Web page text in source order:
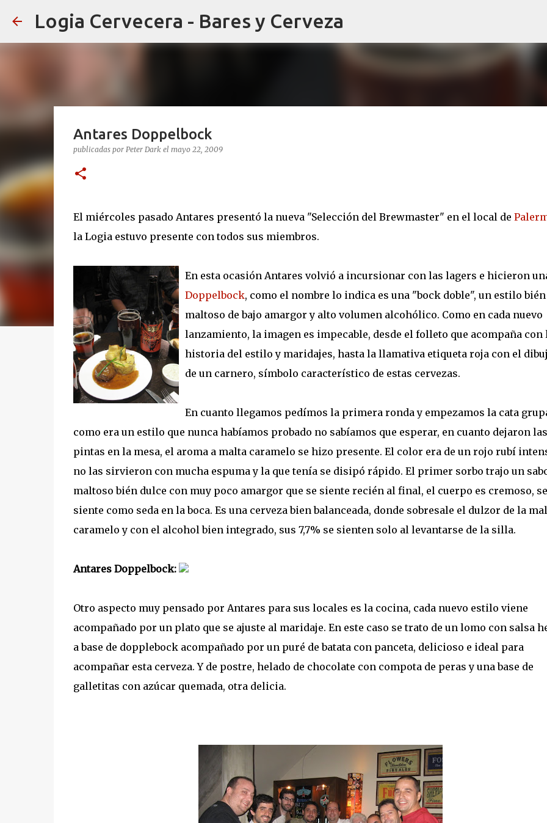
Logia Cervecera - Bares y Cerveza
Antares Doppelbock
publicadas por Peter Dark el mayo 22, 2009
El miércoles pasado Antares presentó la nueva "Selección del Brewmaster" en el local de
la Logia estuvo presente con todos sus miembros.
En esta ocasión Antares volvió a incursionar con las lagers e hicieron
Doppelbock, como el nombre lo indica es una "bock doble", un estilo bién
maltoso de bajo amargor y alto volumen alcohólico. Como en cada nuevo
lanzamiento, la imagen es impecable, desde el folleto que acompaña con
historia del estilo y maridajes, hasta la llamativa etiqueta roja con el
de un carnero, símbolo característico de estas cervezas.
En cuanto llegamos pedímos la primera ronda y empezamos la cata
como era un estilo que nunca habíamos probado no sabíamos que esperar, en cuanto dejaron las
pintas en la mesa, el aroma a malta caramelo se hizo presente. El color era de un rojo rubí
no las sirvieron con mucha espuma y la que tenía se disipó rápido. El primer sorbo trajo un
maltoso bién dulce con muy poco amargor que se siente recién al final, el cuerpo es cremoso, se
siente como seda en la boca. Es una cerveza bien balanceada, donde sobresale el dulzor de la
caramelo y con el alcohol bien integrado, sus 7,7% se sienten solo al levantarse de la silla.
Antares Doppelbock:
Otro aspecto muy pensado por Antares para sus locales es la cocina, cada nuevo estilo viene
acompañado por un plato que se ajuste al maridaje. En este caso se trato de un lomo con salsa
a base de dopplebock acompañado por un puré de batata con panceta, delicioso e ideal para
acompañar esta cerveza. Y de postre, helado de chocolate con compota de peras y una base de
galletitas con azúcar quemada, otra delicia.